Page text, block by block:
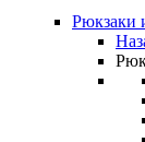
Рюкзаки